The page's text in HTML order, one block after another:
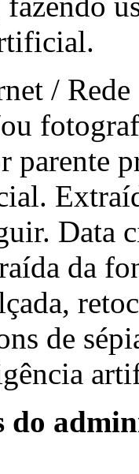
/
parente
Data
da
de
do